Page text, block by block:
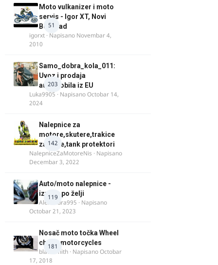
51
Moto vulkanizer i moto
servis - Igor XT, Novi
Beograd
igorxt · Napisano Novembar 4,
2010
203
Samo_dobra_kola_011:
Uvoz i prodaja
automobila iz EU
Luka9905 · NapisanoOctobar 14,
2024
142
Nalepnice za
motore,skutere,trakice
za felne,tank protektori
NalepniceZaMotoreNis · Napisano
Decembar 3, 2022
119
Auto/moto nalepnice -
izrada po želji
Alexandra995 · Napisano
Octobar 21, 2023
181
Nosač moto točka Wheel
chock motorcycles
blacksmith · NapisanoOctobar
17, 2018